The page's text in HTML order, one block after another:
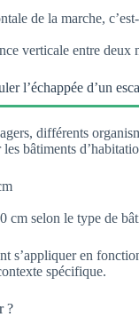
de la marche,
verticale entre deux
l’échappée d’un
différents
bâtiments
cm selon le type de
s’appliquer en
spécifique.
?